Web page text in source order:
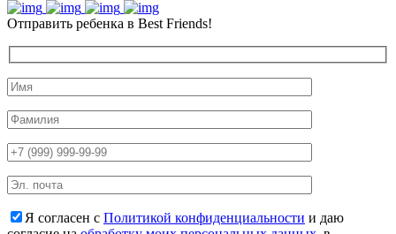
Отправить ребенка в Best Friends!
Я согласен с Политикой конфиденциальности и даю